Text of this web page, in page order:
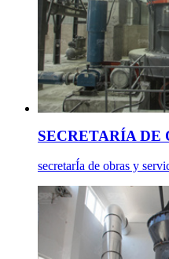
SECRETARÍA DE
secretarÍa de obras y